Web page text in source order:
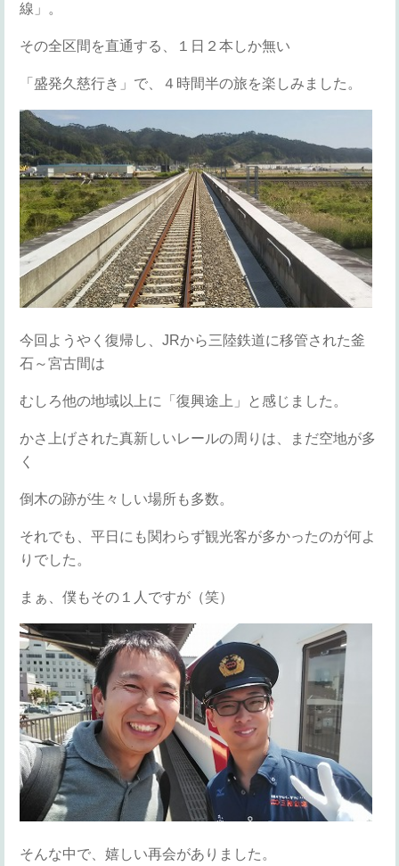
線」。
その全区間を直通する、１日２本しか無い
「盛発久慈行き」で、４時間半の旅を楽しみました。
今回ようやく復帰し、JRから三陸鉄道に移管された釜
石～宮古間は
むしろ他の地域以上に「復興途上」と感じました。
かさ上げされた真新しいレールの周りは、まだ空地が多
く
倒木の跡が生々しい場所も多数。
それでも、平日にも関わらず観光客が多かったのが何よ
りでした。
まぁ、僕もその１人ですが（笑）
そんな中で、嬉しい再会がありました。